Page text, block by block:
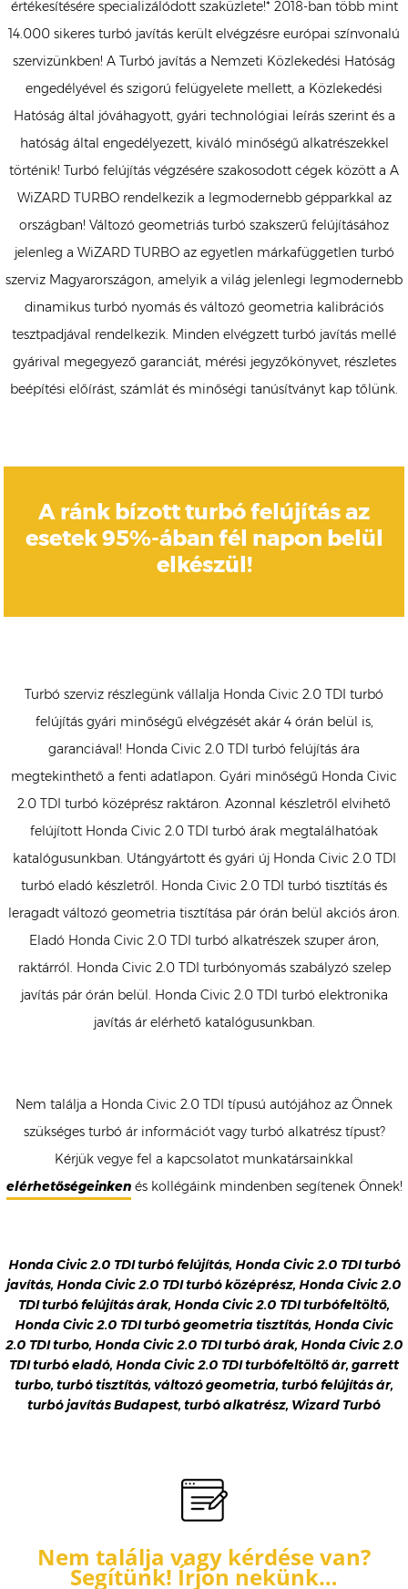
értékesítésére specializálódott szaküzlete!* 2018-ban több mint
14.000 sikeres turbó javítás került elvégzésre európai színvonalú
szervizünkben! A Turbó javítás a Nemzeti Közlekedési Hatóság
engedélyével és szigorú felügyelete mellett, a Közlekedési
Hatóság által jóváhagyott, gyári technológiai leírás szerint és a
hatóság által engedélyezett, kiváló minőségű alkatrészekkel
történik! Turbó felújítás végzésére szakosodott cégek között a A
WiZARD TURBO rendelkezik a legmodernebb gépparkkal az
országban! Változó geometriás turbó szakszerű felújításához
jelenleg a WiZARD TURBO az egyetlen márkafüggetlen turbó
szerviz Magyarországon, amelyik a világ jelenlegi legmodernebb
dinamikus turbó nyomás és változó geometria kalibrációs
tesztpadjával rendelkezik. Minden elvégzett turbó javítás mellé
gyárival megegyező garanciát, mérési jegyzőkönyvet, részletes
beépítési előírást, számlát és minőségi tanúsítványt kap tőlünk.
A ránk bízott turbó felújítás az
esetek 95%-ában fél napon belül
elkészül!
Turbó szerviz részlegünk vállalja Honda Civic 2.0 TDI turbó
felújítás gyári minőségű elvégzését akár 4 órán belül is,
garanciával! Honda Civic 2.0 TDI turbó felújítás ára
megtekinthető a fenti adatlapon. Gyári minőségű Honda Civic
2.0 TDI turbó középrész raktáron. Azonnal készletről elvihető
felújított Honda Civic 2.0 TDI turbó árak megtalálhatóak
katalógusunkban. Utángyártott és gyári új Honda Civic 2.0 TDI
turbó eladó készletről. Honda Civic 2.0 TDI turbó tisztítás és
leragadt változó geometria tisztítása pár órán belül akciós áron.
Eladó Honda Civic 2.0 TDI turbó alkatrészek szuper áron,
raktárról. Honda Civic 2.0 TDI turbónyomás szabályzó szelep
javítás pár órán belül. Honda Civic 2.0 TDI turbó elektronika
javítás ár elérhető katalógusunkban.
Nem találja a Honda Civic 2.0 TDI típusú autójához az Önnek
szükséges turbó ár információt vagy turbó alkatrész típust?
Kérjük vegye fel a kapcsolatot munkatársainkkal
elérhetőségeinkenés kollégáink mindenben segítenek Önnek!
Honda Civic 2.0 TDI turbó felújítás, Honda Civic 2.0 TDI turbó
javítás, Honda Civic 2.0 TDI turbó középrész, Honda Civic 2.0
TDI turbó felújítás árak, Honda Civic 2.0 TDI turbófeltöltő,
Honda Civic 2.0 TDI turbó geometria tisztítás, Honda Civic
2.0 TDI turbo, Honda Civic 2.0 TDI turbó árak, Honda Civic 2.0
TDI turbó eladó, Honda Civic 2.0 TDI turbófeltöltő ár, garrett
turbo, turbó tisztítás, változó geometria, turbó felújítás ár,
turbó javítás Budapest, turbó alkatrész, Wizard Turbó
Nem találja vagy kérdése van?
Segítünk! Írjon nekünk…